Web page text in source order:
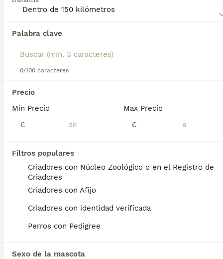
Palabra clave
0/100 caracteres
Precio
Min Precio
€
Max Precio
€
Filtros populares
Criadores con Núcleo Zoológico o en el Registro de
Criadores
Criadores con Afijo
Criadores con identidad verificada
Perros con Pedigree
Sexo de la mascota
perro.Encontramos 0 Affenpinscher Perros en
Si deseas exactamente esta búsqueda guarda tu
búsqueda y espera el resultado perfecto:
Preguntas frecuentes
¿Cuánto cuesta un cachorro
de Affenpinscher?
El coste medio de un cachorro de
Affenpinscher en España es de
aproximadamente 428€, aunque los precios
pueden variar según factores como el